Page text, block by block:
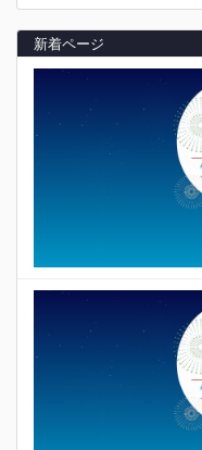
新着ページ